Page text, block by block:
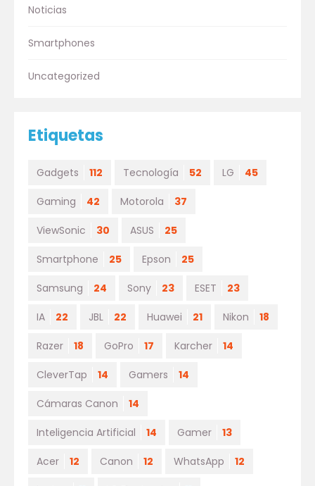
Noticias
Smartphones
Uncategorized
Etiquetas
Gadgets 112 Tecnología 52 LG 45
Gaming 42 Motorola 37
ViewSonic 30 ASUS 25
Smartphone 25 Epson 25
Samsung 24 Sony 23 ESET 23
IA 22 JBL 22 Huawei 21 Nikon 18
Razer 18 GoPro 17 Karcher 14
CleverTap 14 Gamers 14
Cámaras Canon 14
Inteligencia Artificial 14 Gamer 13
Acer 12 Canon 12 WhatsApp 12